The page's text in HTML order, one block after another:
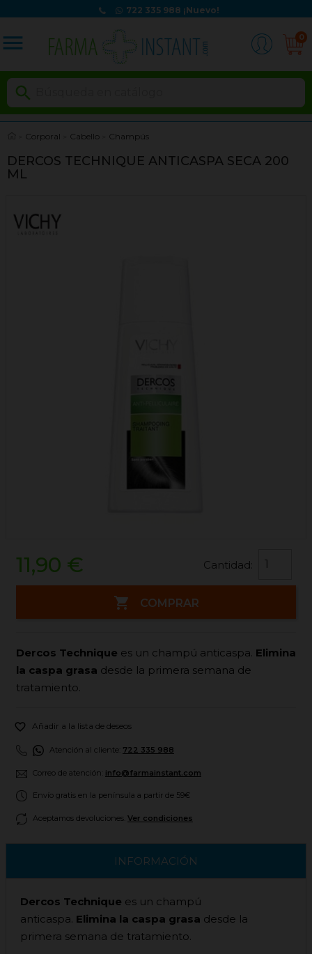
722 335 988 ¡Nuevo!
menu 0

Corporal Cabello Champús
DERCOS TECHNIQUE ANTICASPA SECA 200
ML
11,90 € Cantidad:
 COMPRAR
Dercos Technique es un champú anticaspa. Elimina
la caspa grasa desde la primera semana de
tratamiento.
 Añadir a la lista de deseos
Atención al cliente: 722 335 988
Correo de atención: info@farmainstant.com
Envío gratis en la península a partir de 59€
Aceptamos devoluciones. Ver condiciones
INFORMACIÓN
Dercos Technique es un champú
anticaspa. Elimina la caspa grasa desde la
primera semana de tratamiento.